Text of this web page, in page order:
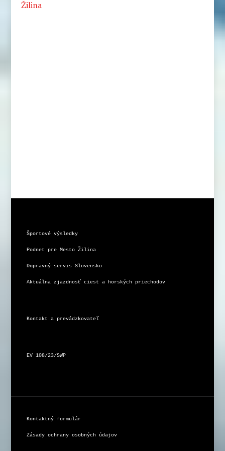
Žilina
Športové výsledky
Podnet pre Mesto Žilina
Dopravný servis Slovensko
Aktuálna zjazdnosť ciest a horských priechodov
Kontakt a prevádzkovateľ
EV 108/23/SWP
Kontaktný formulár
Zásady ochrany osobných údajov